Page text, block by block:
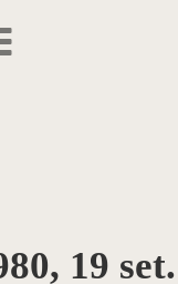
19 set.